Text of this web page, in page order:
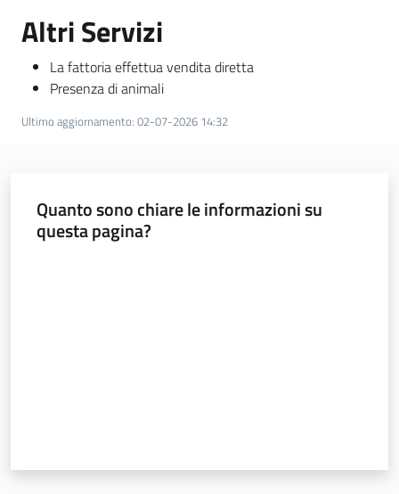
Altri Servizi
La fattoria effettua vendita diretta
Presenza di animali
Ultimo aggiornamento: 02-07-2026 14:32
Quanto sono chiare le informazioni su
questa pagina?